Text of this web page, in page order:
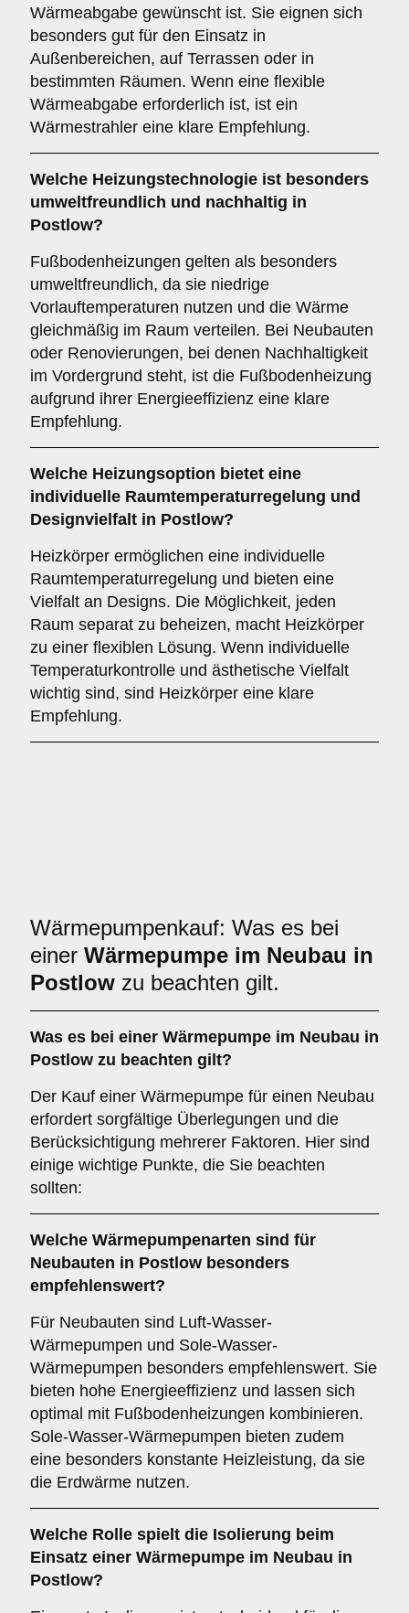
Wärmeabgabe gewünscht ist. Sie eignen sich
besonders gut für den Einsatz in
Außenbereichen, auf Terrassen oder in
bestimmten Räumen. Wenn eine flexible
Wärmeabgabe erforderlich ist, ist ein
Wärmestrahler eine klare Empfehlung.
Welche Heizungstechnologie ist besonders
umweltfreundlich und nachhaltig in
Postlow?
Fußbodenheizungen gelten als besonders
umweltfreundlich, da sie niedrige
Vorlauftemperaturen nutzen und die Wärme
gleichmäßig im Raum verteilen. Bei Neubauten
oder Renovierungen, bei denen Nachhaltigkeit
im Vordergrund steht, ist die Fußbodenheizung
aufgrund ihrer Energieeffizienz eine klare
Empfehlung.
Welche Heizungsoption bietet eine
individuelle Raumtemperaturregelung und
Designvielfalt in Postlow?
Heizkörper ermöglichen eine individuelle
Raumtemperaturregelung und bieten eine
Vielfalt an Designs. Die Möglichkeit, jeden
Raum separat zu beheizen, macht Heizkörper
zu einer flexiblen Lösung. Wenn individuelle
Temperaturkontrolle und ästhetische Vielfalt
wichtig sind, sind Heizkörper eine klare
Empfehlung.
Wärmepumpenkauf: Was es bei
einer Wärmepumpe im Neubau in
Postlow zu beachten gilt.
Was es bei einer Wärmepumpe im Neubau in
Postlow zu beachten gilt?
Der Kauf einer Wärmepumpe für einen Neubau
erfordert sorgfältige Überlegungen und die
Berücksichtigung mehrerer Faktoren. Hier sind
einige wichtige Punkte, die Sie beachten
sollten:
Welche Wärmepumpenarten sind für
Neubauten in Postlow besonders
empfehlenswert?
Für Neubauten sind Luft-Wasser-
Wärmepumpen und Sole-Wasser-
Wärmepumpen besonders empfehlenswert. Sie
bieten hohe Energieeffizienz und lassen sich
optimal mit Fußbodenheizungen kombinieren.
Sole-Wasser-Wärmepumpen bieten zudem
eine besonders konstante Heizleistung, da sie
die Erdwärme nutzen.
Welche Rolle spielt die Isolierung beim
Einsatz einer Wärmepumpe im Neubau in
Postlow?